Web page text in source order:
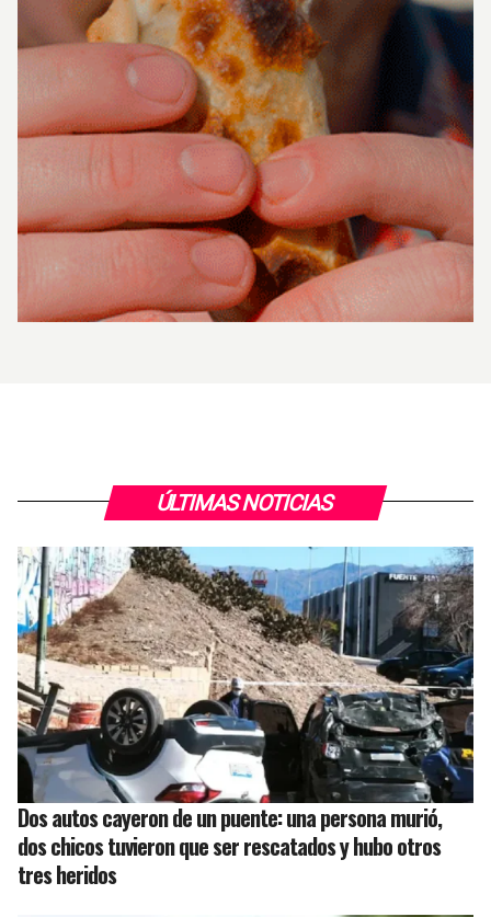
ÚLTIMAS NOTICIAS
Dos autos cayeron de un puente: una persona murió,
dos chicos tuvieron que ser rescatados y hubo otros
tres heridos